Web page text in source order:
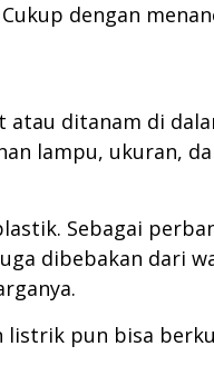
dengan
atau ditanam di
lampu, ukuran,
Sebagai
dibebakan dari
listrik pun bisa